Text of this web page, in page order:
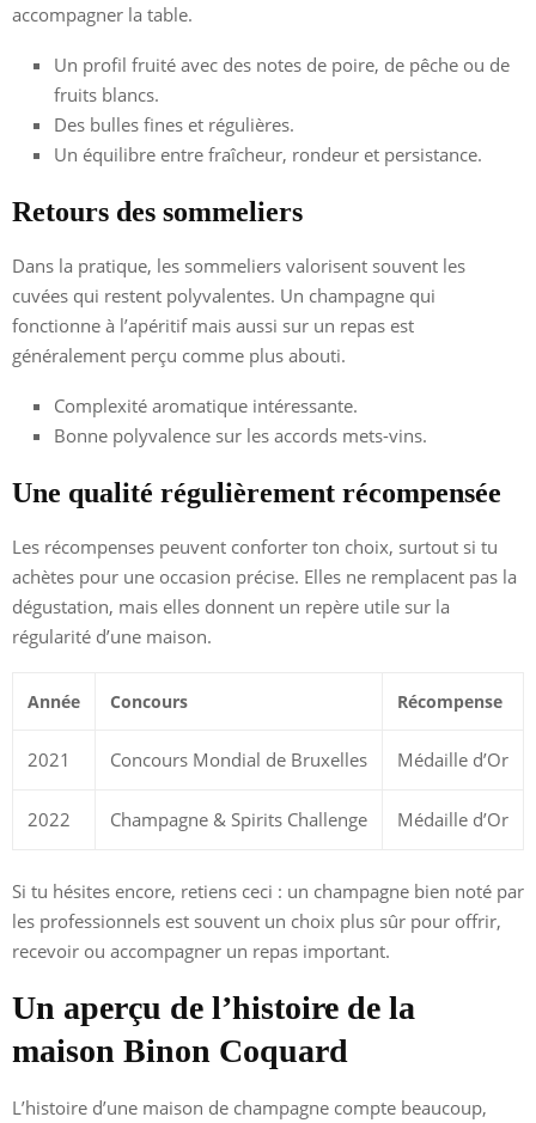
accompagner la table.
Un profil fruité avec des notes de poire, de pêche ou de
fruits blancs.
Des bulles fines et régulières.
Un équilibre entre fraîcheur, rondeur et persistance.
Retours des sommeliers
Dans la pratique, les sommeliers valorisent souvent les
cuvées qui restent polyvalentes. Un champagne qui
fonctionne à l’apéritif mais aussi sur un repas est
généralement perçu comme plus abouti.
Complexité aromatique intéressante.
Bonne polyvalence sur les accords mets-vins.
Une qualité régulièrement récompensée
Les récompenses peuvent conforter ton choix, surtout si tu
achètes pour une occasion précise. Elles ne remplacent pas la
dégustation, mais elles donnent un repère utile sur la
régularité d’une maison.
Année Concours Récompense
2021 Concours Mondial de Bruxelles Médaille d’Or
2022 Champagne & Spirits Challenge Médaille d’Or
Si tu hésites encore, retiens ceci : un champagne bien noté par
les professionnels est souvent un choix plus sûr pour offrir,
recevoir ou accompagner un repas important.
Un aperçu de l’histoire de la
maison Binon Coquard
L’histoire d’une maison de champagne compte beaucoup,